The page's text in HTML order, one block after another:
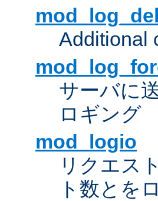
Additional
サーバに
ロギング
mod_logio
リクエス
ト数とを